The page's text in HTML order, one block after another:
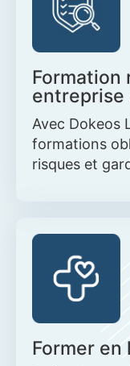
Formation
entreprise
Avec Dokeos
formations
risques et
Former en